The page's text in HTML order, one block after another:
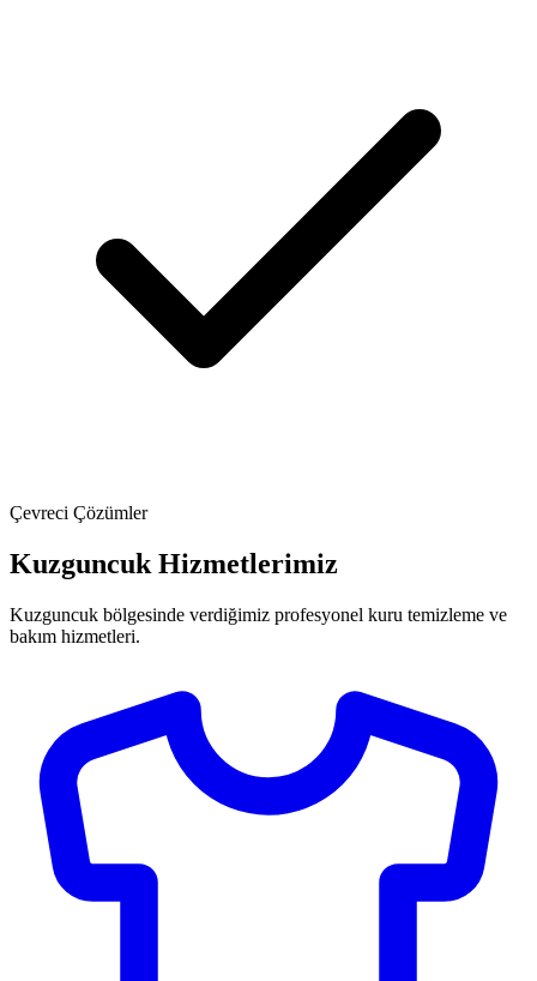
Çevreci Çözümler
Kuzguncuk Hizmetlerimiz
Kuzguncuk bölgesinde verdiğimiz profesyonel kuru temizleme ve
bakım hizmetleri.